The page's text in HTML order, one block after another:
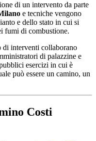
di un intervento da parte
e tecniche vengono
e dello stato in cui si
fumi di combustione.
di interventi collaborano
di palazzine e
esercizi in cui è
può essere un camino, un
Costi